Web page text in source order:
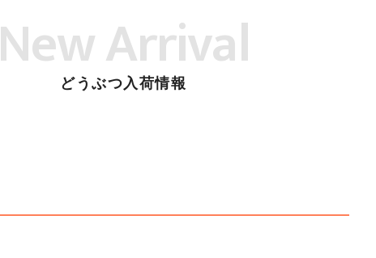
New Arrival
どうぶつ入荷情報